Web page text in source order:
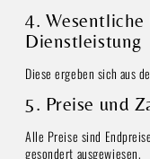
4.
Dienstleistung
Diese ergeben sich aus
5. Preise und
Alle Preise sind
gesondert ausgewiesen.